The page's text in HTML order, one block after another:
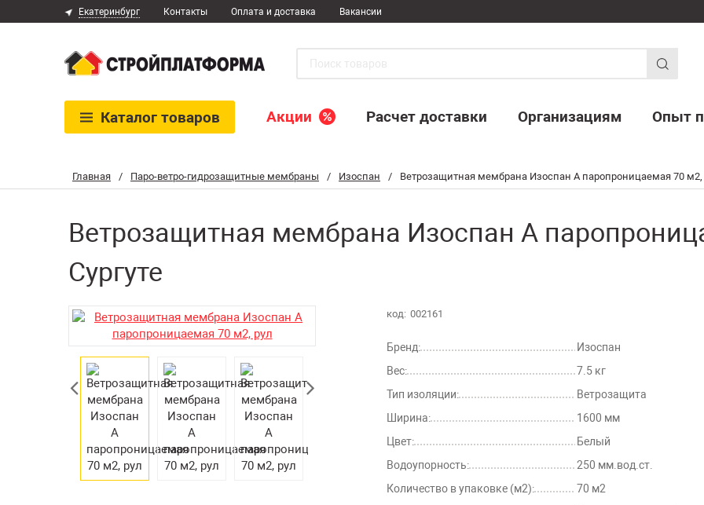
Главная / Паро-ветро-гидрозащитные мембраны / Изоспан / Ветрозащитная мембрана Изоспан А паропроницаемая 70 м2,
Ветрозащитная мембрана Изоспан А
Сургуте
код: 002161
Бренд:
Изоспан
Вес:
7.5 кг
Тип изоляции:
Ветрозащита
Ширина:
1600 мм
Цвет:
Белый
Водоупорность:
250 мм.вод.ст.
Количество в упаковке (м2):
70 м2
Екатеринбург Контакты Оплата и доставка Вакансии
Каталог товаров Акции Расчет доставки Организациям Опыт